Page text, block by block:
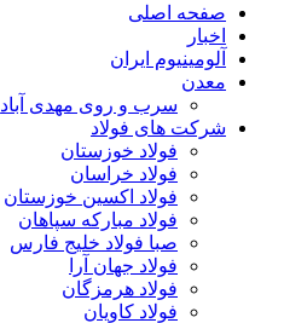
صفحه اصلی
اخبار
آلومینیوم ایران
معدن
سرب و روی مهدی آباد
شرکت های فولاد
فولاد خوزستان
فولاد خراسان
فولاد اکسین خوزستان
فولاد مبارکه سپاهان
صبا فولاد خلیج فارس
فولاد جهان آرا
فولاد هرمزگان
فولاد کاویان